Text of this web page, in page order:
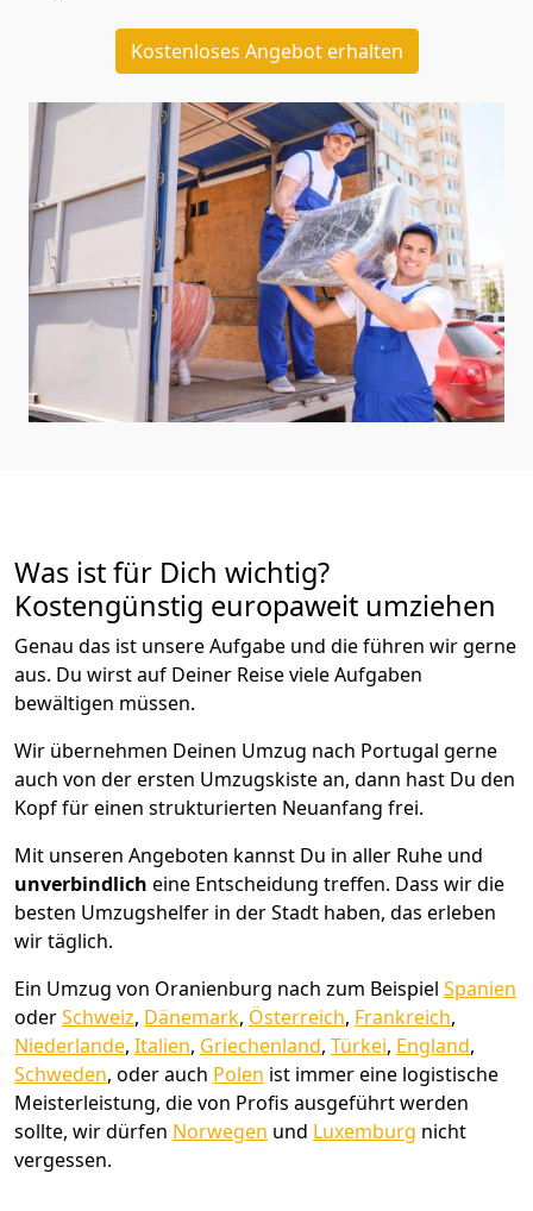
Kostenloses Angebot erhalten
Was ist für Dich wichtig?
Kostengünstig europaweit umziehen
Genau das ist unsere Aufgabe und die führen wir gerne
aus. Du wirst auf Deiner Reise viele Aufgaben
bewältigen müssen.
Wir übernehmen Deinen Umzug nach Portugal gerne
auch von der ersten Umzugskiste an, dann hast Du den
Kopf für einen strukturierten Neuanfang frei.
Mit unseren Angeboten kannst Du in aller Ruhe und
unverbindlich eine Entscheidung treffen. Dass wir die
besten Umzugshelfer in der Stadt haben, das erleben
wir täglich.
Ein Umzug von Oranienburg nach zum Beispiel Spanien
oderSchweiz, Dänemark, Österreich, Frankreich,
Niederlande, Italien, Griechenland, Türkei, England,
Schweden, oder auch Polen ist immer eine logistische
Meisterleistung, die von Profis ausgeführt werden
sollte, wir dürfen Norwegen und Luxemburg nicht
vergessen.